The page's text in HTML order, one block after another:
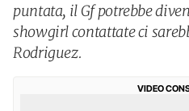
puntata, il Gf potrebbe
showgirl contattate ci
Rodriguez.
VIDEO